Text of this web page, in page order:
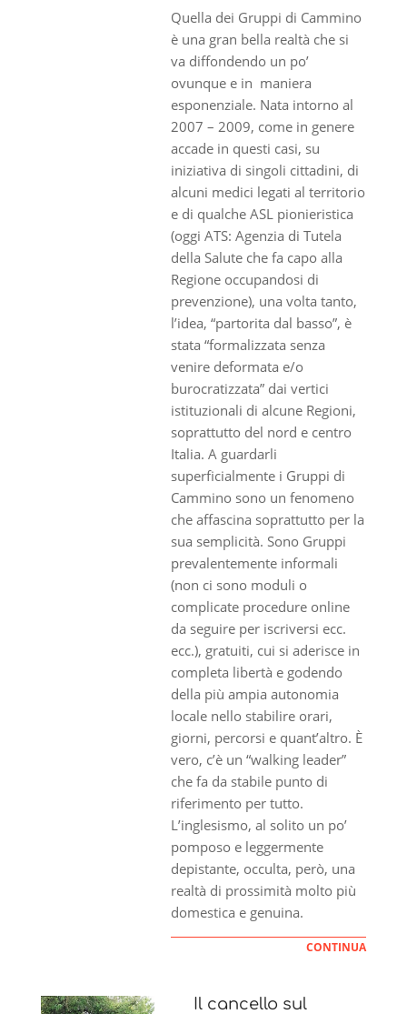
Quella dei Gruppi di Cammino
è una gran bella realtà che si
va diffondendo un po’
ovunque e in maniera
esponenziale. Nata intorno al
2007 – 2009, come in genere
accade in questi casi, su
iniziativa di singoli cittadini, di
alcuni medici legati al territorio
e di qualche ASL pionieristica
(oggi ATS: Agenzia di Tutela
della Salute che fa capo alla
Regione occupandosi di
prevenzione), una volta tanto,
l’idea, “partorita dal basso”, è
stata “formalizzata senza
venire deformata e/o
burocratizzata” dai vertici
istituzionali di alcune Regioni,
soprattutto del nord e centro
Italia. A guardarli
superficialmente i Gruppi di
Cammino sono un fenomeno
che affascina soprattutto per la
sua semplicità. Sono Gruppi
prevalentemente informali
(non ci sono moduli o
complicate procedure online
da seguire per iscriversi ecc.
ecc.), gratuiti, cui si aderisce in
completa libertà e godendo
della più ampia autonomia
locale nello stabilire orari,
giorni, percorsi e quant’altro. È
vero, c’è un “walking leader”
che fa da stabile punto di
riferimento per tutto.
L’inglesismo, al solito un po’
pomposo e leggermente
depistante, occulta, però, una
realtà di prossimità molto più
domestica e genuina.
CONTINUA
Il cancello sul